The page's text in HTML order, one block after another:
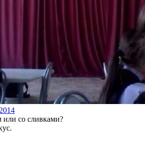
со сливками?